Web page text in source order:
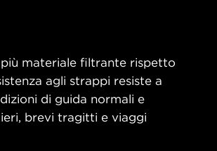
materiale filtrante rispetto
agli strappi resiste a
di guida normali e
brevi tragitti e viaggi